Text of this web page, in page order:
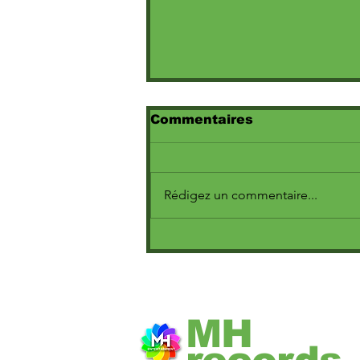
parcours,muay thaï et
Commentaires
Rédigez un commentaire...
MH